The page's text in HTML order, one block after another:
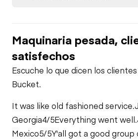
Maquinaria pesada,
satisfechos
Escuche lo que dicen los
Bucket.
It was like old fashioned service.
Georgia4/5Everything went well.
Mexico5/5Y'all got a good